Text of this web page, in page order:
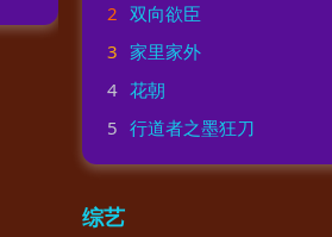
2 双向欲臣
3 家里家外
4 花朝
5 行道者之墨狂刀
综艺